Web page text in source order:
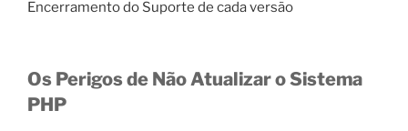
Encerramento do Suporte de cada versão
Os Perigos de Não Atualizar o Sistema
PHP